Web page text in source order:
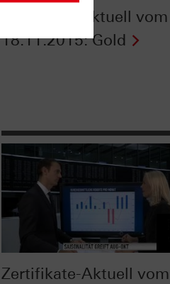
Zertifikate Aktuell vom
18.11.2015: Gold
Zertifikate-Aktuell vom